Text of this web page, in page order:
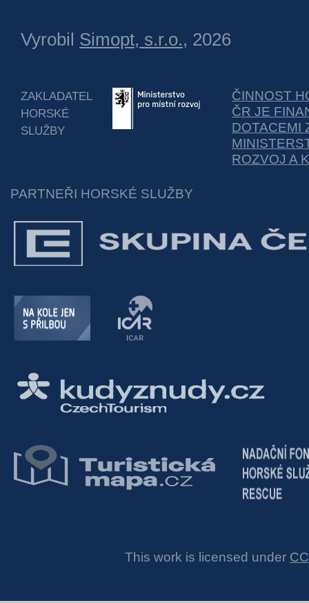
Vyrobil Simopt, s.r.o., 2026
ZAKLADATEL
HORSKÉ
SLUŽBY
ČINNOST
ČR JE
DOTACEMI
ROZVOJ A
PARTNEŘI HORSKÉ SLUŽBY
This work is licensed under